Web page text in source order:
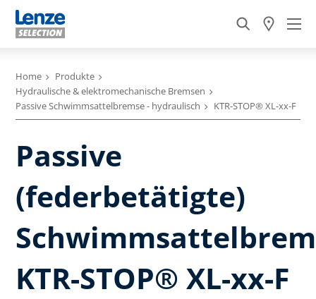
Home
Produkte
Hydraulische & elektromechanische Bremsen
Passive Schwimmsattelbremse - hydraulisch
KTR-STOP® XL-xx-F
Passive
(federbetätigte)
KTR-STOP® XL-xx-F